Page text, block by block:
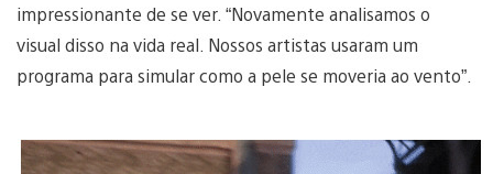
impressionante de se ver. “Novamente analisamos o
visual disso na vida real. Nossos artistas usaram um
programa para simular como a pele se moveria ao vento”.